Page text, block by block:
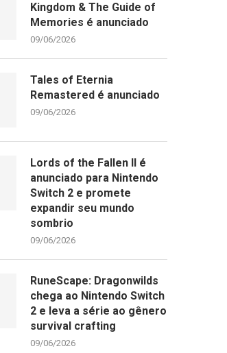
Kingdom & The Guide of
Memories é anunciado
09/06/2026
Tales of Eternia
Remastered é anunciado
09/06/2026
Lords of the Fallen II é
anunciado para Nintendo
Switch 2 e promete
expandir seu mundo
sombrio
09/06/2026
RuneScape: Dragonwilds
chega ao Nintendo Switch
2 e leva a série ao gênero
survival crafting
09/06/2026